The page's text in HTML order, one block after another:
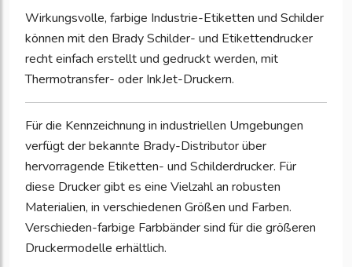
Wirkungsvolle, farbige Industrie-Etiketten und Schilder
können mit den Brady Schilder- und Etikettendrucker
recht einfach erstellt und gedruckt werden, mit
Thermotransfer- oder InkJet-Druckern.
Für die Kennzeichnung in industriellen Umgebungen
verfügt der bekannte Brady-Distributor über
hervorragende Etiketten- und Schilderdrucker. Für
diese Drucker gibt es eine Vielzahl an robusten
Materialien, in verschiedenen Größen und Farben.
Verschieden-farbige Farbbänder sind für die größeren
Druckermodelle erhältlich.